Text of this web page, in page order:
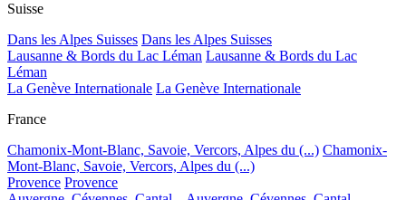
Suisse
Dans les Alpes Suisses Dans les Alpes Suisses
Lausanne & Bords du Lac Léman Lausanne & Bords du Lac
Léman
La Genève Internationale La Genève Internationale
France
Chamonix-Mont-Blanc, Savoie, Vercors, Alpes du (...) Chamonix-
Mont-Blanc, Savoie, Vercors, Alpes du (...)
Provence Provence